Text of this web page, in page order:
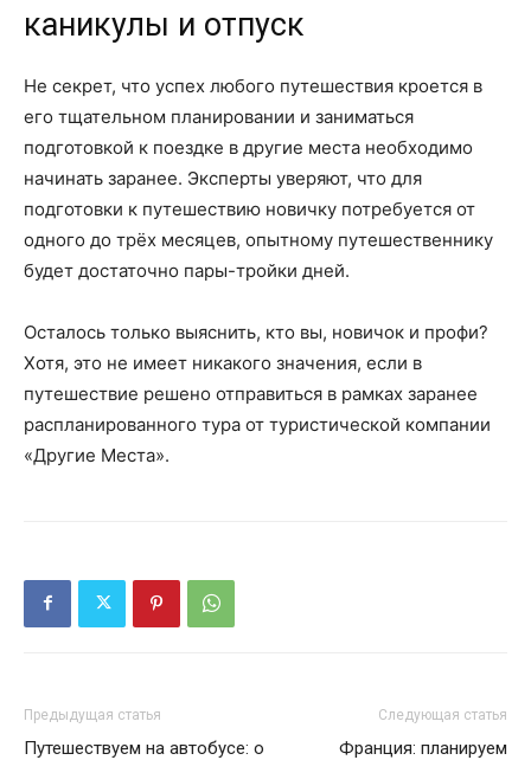
каникулы и отпуск
Не секрет, что успех любого путешествия кроется в
его тщательном планировании и заниматься
подготовкой к поездке в другие места необходимо
начинать заранее. Эксперты уверяют, что для
подготовки к путешествию новичку потребуется от
одного до трёх месяцев, опытному путешественнику
будет достаточно пары-тройки дней.
Осталось только выяснить, кто вы, новичок и профи?
Хотя, это не имеет никакого значения, если в
путешествие решено отправиться в рамках заранее
распланированного тура от туристической компании
«Другие Места».
Предыдущая статья
Путешествуем на автобусе: о
Следующая статья
Франция: планируем